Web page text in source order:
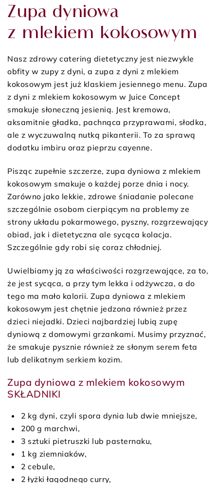
Zupa dyniowa
z mlekiem kokosowym
Nasz zdrowy catering dietetyczny jest niezwykle
obfity w zupy z dyni, a zupa z dyni z mlekiem
kokosowym jest już klaskiem jesiennego menu. Zupa
z dyni z mlekiem kokosowym w Juice Concept
smakuje słoneczną jesienią. Jest kremowa,
aksamitnie gładka, pachnąca przyprawami, słodka,
ale z wyczuwalną nutką pikanterii. To za sprawą
dodatku imbiru oraz pieprzu cayenne.
Pisząc zupełnie szczerze, zupa dyniowa z mlekiem
kokosowym smakuje o każdej porze dnia i nocy.
Zarówno jako lekkie, zdrowe śniadanie polecane
szczególnie osobom cierpiącym na problemy ze
strony układu pokarmowego, pyszny, rozgrzewający
obiad, jak i dietetyczna ale sycąca kolacja.
Szczególnie gdy robi się coraz chłodniej.
Uwielbiamy ją za właściwości rozgrzewające, za to,
że jest sycąca, a przy tym lekka i odżywcza, a do
tego ma mało kalorii. Zupa dyniowa z mlekiem
kokosowym jest chętnie jedzona również przez
dzieci niejadki. Dzieci najbardziej lubią zupę
dyniową z domowymi grzankami. Musimy przyznać,
że smakuje pysznie również ze słonym serem feta
lub delikatnym serkiem kozim.
Zupa dyniowa z mlekiem kokosowym
SKŁADNIKI
2 kg dyni, czyli spora dynia lub dwie mniejsze,
200 g marchwi,
3 sztuki pietruszki lub pasternaku,
1 kg ziemniaków,
2 cebule,
2 łyżki łagodnego curry,